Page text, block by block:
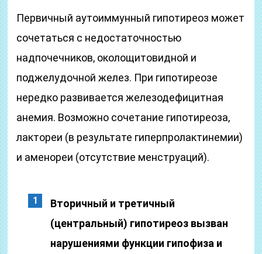
Первичный аутоиммунный гипотиреоз может
сочетаться с недостаточностью
надпочечников, околощитовидной и
поджелудочной желез. При гипотиреозе
нередко развивается железодефицитная
анемия. Возможно сочетание гипотиреоза,
лактореи (в результате гиперпролактинемии)
и аменореи (отсутствие менструаций).
Вторичный и третичный
(центральный) гипотиреоз вызван
нарушениями функции гипофиза и